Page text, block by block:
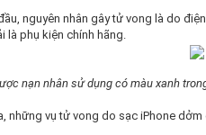
nguyên nhân gây tử vong là do
là phụ kiện chính hãng.
nạn nhân sử dụng có màu xanh
những vụ tử vong do sạc iPhone